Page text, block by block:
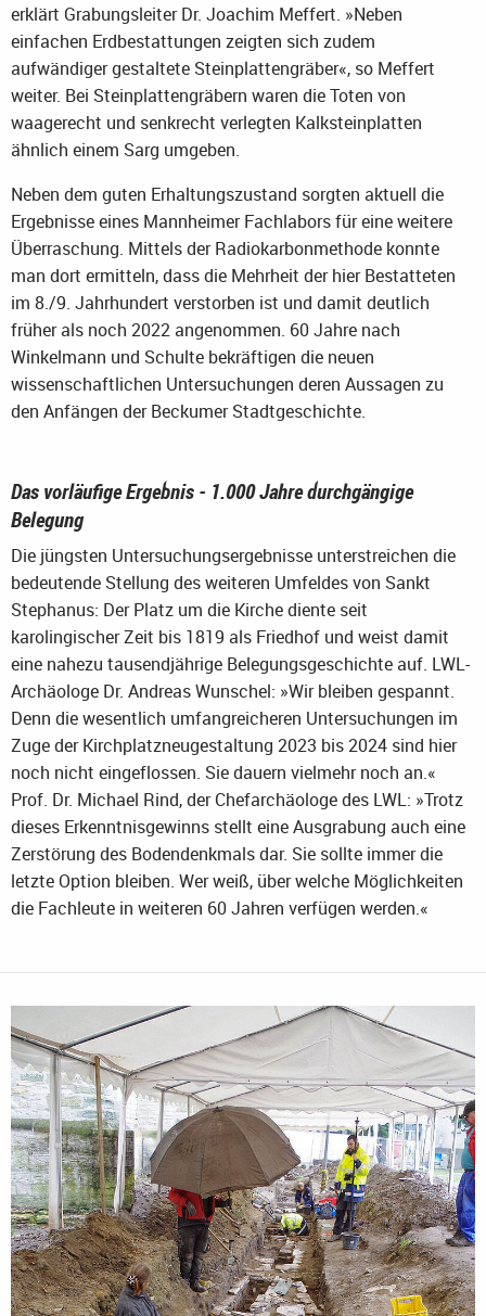
erklärt Grabungsleiter Dr. Joachim Meffert. »Neben
einfachen Erdbestattungen zeigten sich zudem
aufwändiger gestaltete Steinplattengräber«, so Meffert
weiter. Bei Steinplattengräbern waren die Toten von
waagerecht und senkrecht verlegten Kalksteinplatten
ähnlich einem Sarg umgeben.
Neben dem guten Erhaltungszustand sorgten aktuell die
Ergebnisse eines Mannheimer Fachlabors für eine weitere
Überraschung. Mittels der Radiokarbonmethode konnte
man dort ermitteln, dass die Mehrheit der hier Bestatteten
im 8./9. Jahrhundert verstorben ist und damit deutlich
früher als noch 2022 angenommen. 60 Jahre nach
Winkelmann und Schulte bekräftigen die neuen
wissenschaftlichen Untersuchungen deren Aussagen zu
den Anfängen der Beckumer Stadtgeschichte.
Das vorläufige Ergebnis - 1.000 Jahre durchgängige
Belegung
Die jüngsten Untersuchungsergebnisse unterstreichen die
bedeutende Stellung des weiteren Umfeldes von Sankt
Stephanus: Der Platz um die Kirche diente seit
karolingischer Zeit bis 1819 als Friedhof und weist damit
eine nahezu tausendjährige Belegungsgeschichte auf. LWL-
Archäologe Dr. Andreas Wunschel: »Wir bleiben gespannt.
Denn die wesentlich umfangreicheren Untersuchungen im
Zuge der Kirchplatzneugestaltung 2023 bis 2024 sind hier
noch nicht eingeflossen. Sie dauern vielmehr noch an.«
Prof. Dr. Michael Rind, der Chefarchäologe des LWL: »Trotz
dieses Erkenntnisgewinns stellt eine Ausgrabung auch eine
Zerstörung des Bodendenkmals dar. Sie sollte immer die
letzte Option bleiben. Wer weiß, über welche Möglichkeiten
die Fachleute in weiteren 60 Jahren verfügen werden.«